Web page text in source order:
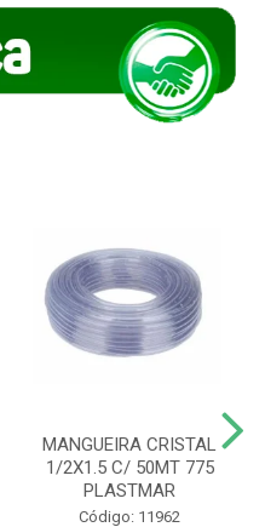
MANGUEIRA CRISTAL
1/2X1.5 C/ 50MT 775
PLASTMAR
Código: 11962